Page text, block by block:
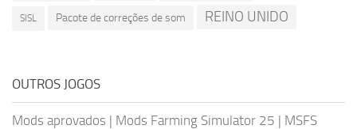
SISL Pacote de correções de som REINO UNIDO
OUTROS JOGOS
Mods aprovados | Mods Farming Simulator 25 | MSFS